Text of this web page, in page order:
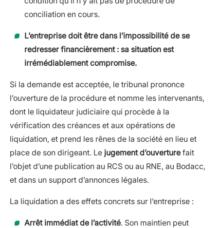
conciliation en cours.
L’entreprise doit être dans l’impossibilité de se
redresser financièrement : sa situation est
irrémédiablement compromise.
Si la demande est acceptée, le tribunal prononce
l’ouverture de la procédure et nomme les intervenants,
dont le liquidateur judiciaire qui procède à la
vérification des créances et aux opérations de
liquidation, et prend les rênes de la société en lieu et
place de son dirigeant. Le jugement d’ouverture fait
l’objet d’une publication au RCS ou au RNE, au Bodacc,
et dans un support d’annonces légales.
La liquidation a des effets concrets sur l’entreprise :
Arrêt immédiat de l’activité. Son maintien peut